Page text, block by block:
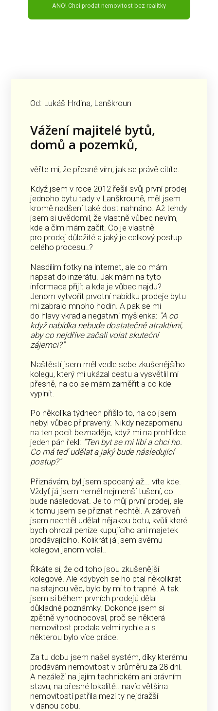
ANO! Chci prodat nemovitost bez realitky
Od: Lukáš Hrdina, Lanškroun
Vážení majitelé bytů,
domů a pozemků,
věřte mi, že přesně vím, jak se právě cítíte.
Když jsem v roce 2012 řešil svůj první prodej
jednoho bytu tady v Lanškrouně, měl jsem
kromě nadšení také dost nahnáno. Až tehdy
jsem si uvědomil, že vlastně vůbec nevím,
kde a čím mám začít. Co je vlastně
pro prodej důležité a jaký je celkový postup
celého procesu..?
Nasdílím fotky na internet, ale co mám
napsat do inzerátu. Jak mám na tyto
informace přijít a kde je vůbec najdu?
Jenom vytvořit prvotní nabídku prodeje bytu
mi zabralo mnoho hodin. A pak se mi
do hlavy vkradla negativní myšlenka: "A co
když nabídka nebude dostatečně atraktivní,
aby co nejdříve začali volat skuteční
zájemci?"
Naštěstí jsem měl vedle sebe zkušenějšího
kolegu, který mi ukázal cestu a vysvětlil mi
přesně, na co se mám zaměřit a co kde
vyplnit.
Po několika týdnech přišlo to, na co jsem
nebyl vůbec připravený. Nikdy nezapomenu
na ten pocit beznaděje, když mi na prohlídce
jeden pán řekl: "Ten byt se mi líbí a chci ho.
Co má teď udělat a jaký bude následující
postup?"
Přiznávám, byl jsem spocený až... víte kde.
Vždyť já jsem neměl nejmenší tušení, co
bude následovat. Je to můj první prodej, ale
k tomu jsem se přiznat nechtěl. A zároveň
jsem nechtěl udělat nějakou botu, kvůli které
bych ohrozil peníze kupujícího ani majetek
prodávajícího. Kolikrát já jsem svému
kolegovi jenom volal..
Říkáte si, že od toho jsou zkušenější
kolegové. Ale kdybych se ho ptal několikrát
na stejnou věc, bylo by mi to trapné. A tak
jsem si během prvních prodejů dělal
důkladné poznámky. Dokonce jsem si
zpětně vyhodnocoval, proč se některá
nemovitost prodala velmi rychle a s
některou bylo více práce.
Za tu dobu jsem našel systém, díky kterému
prodávám nemovitost v průměru za 28 dní.
A nezáleží na jejím technickém ani právním
stavu, na přesné lokalitě.. navíc většina
nemovitostí patřila mezi ty nejdražší
v danou dobu.